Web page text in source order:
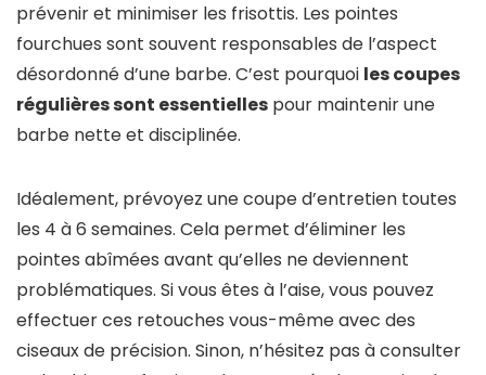
prévenir et minimiser les frisottis. Les pointes
fourchues sont souvent responsables de l’aspect
désordonné d’une barbe. C’est pourquoi les coupes
régulières sont essentielles pour maintenir une
barbe nette et disciplinée.
Idéalement, prévoyez une coupe d’entretien toutes
les 4 à 6 semaines. Cela permet d’éliminer les
pointes abîmées avant qu’elles ne deviennent
problématiques. Si vous êtes à l’aise, vous pouvez
effectuer ces retouches vous-même avec des
ciseaux de précision. Sinon, n’hésitez pas à consulter